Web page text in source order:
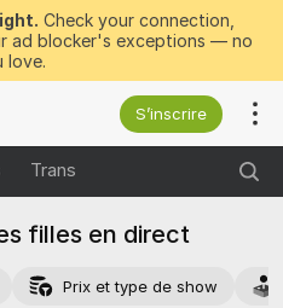
Check your connection,
ad blocker's exceptions — no
love.
S’inscrire
Trans
filles en direct
Prix et type de show